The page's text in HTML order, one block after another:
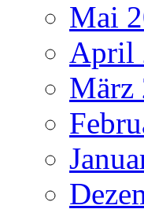
Mai
April
März